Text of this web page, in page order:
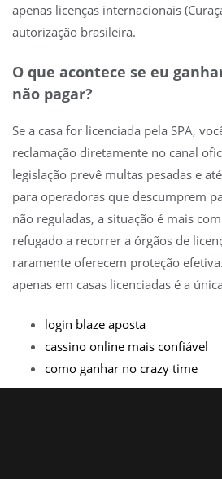
apenas licenças internacionais
autorização brasileira.
O que acontece se eu
não pagar?
Se a casa for licenciada pela SPA,
reclamação diretamente no canal
legislação prevê multas pesadas e
para operadoras que descumprem
não reguladas, a situação é mais
refugado a recorrer a órgãos de
raramente oferecem proteção
apenas em casas licenciadas é a
login blaze aposta
cassino online mais confiável
como ganhar no crazy time